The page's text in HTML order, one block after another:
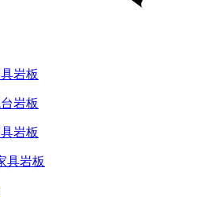
岩板
岩板
岩板
具岩板